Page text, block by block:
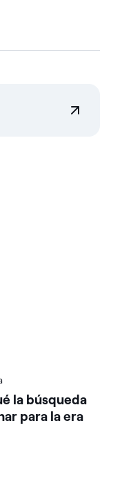
de
y acelerar
la búsqueda
para la era